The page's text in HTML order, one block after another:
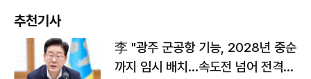
추천기사
李 "광주 군공항 기능, 2028년 중순
까지 임시 배치…속도전 넘어 전격